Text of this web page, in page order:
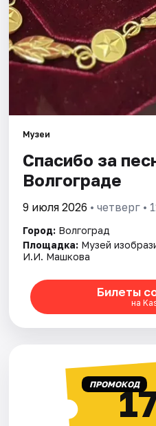
Музеи
Спасибо за
Волгограде
9 июля 2026 • четверг •
Город: Волгоград
Площадка: Музей
И.И. Машкова
Билеты
на
ПРОМОКОД